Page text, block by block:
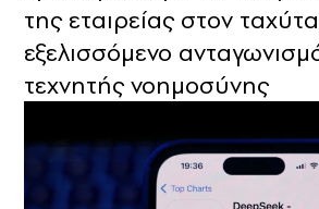
της εταιρείας στον
εξελισσόμενο
τεχνητής νοημοσύνης